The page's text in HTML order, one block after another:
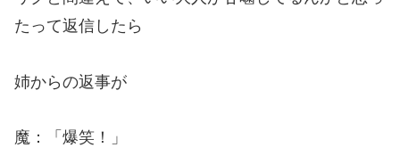
たって返信したら
姉からの返事が
魔：「爆笑！」